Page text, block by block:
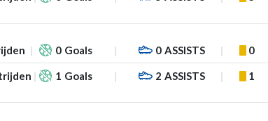
0 Goals 0 ASSISTS 0
1 Goals 2 ASSISTS 1